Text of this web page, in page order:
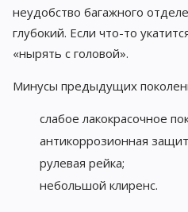
неудобство багажного
глубокий. Если что-то
«нырять с головой».
Минусы предыдущих
слабое лакокрасочное
антикоррозионная
рулевая рейка;
небольшой клиренс.